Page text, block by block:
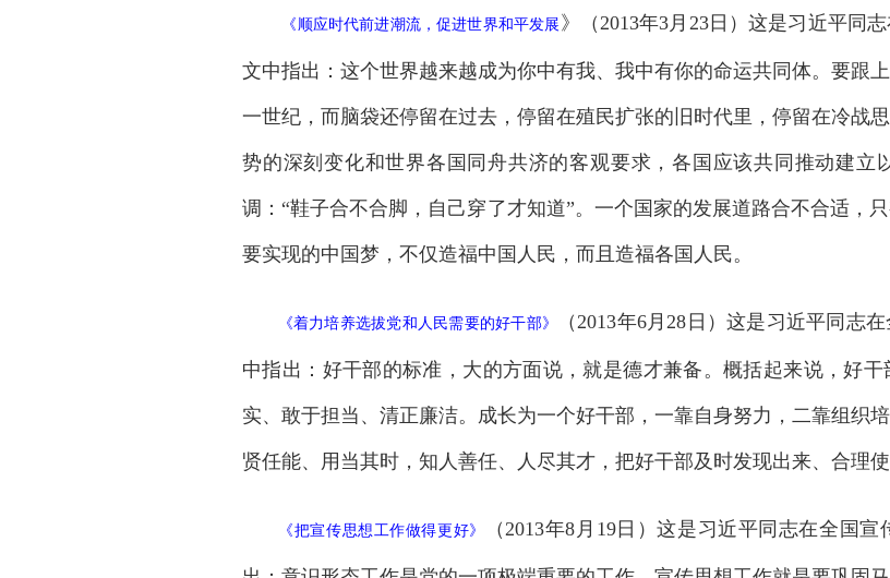
《 顺应时代前进潮流，促进世界和平发展 》（2013年3月23日）这是习近平同
文中指出：这个世界越来越成为你中有我、我中有你的命运共同体。要跟
一世纪，而脑袋还停留在过去，停留在殖民扩张的旧时代里，停留在冷战
势的深刻变化和世界各国同舟共济的客观要求，各国应该共同推动建立
调：“鞋子合不合脚，自己穿了才知道”。一个国家的发展道路合不合适，
要实现的中国梦，不仅造福中国人民，而且造福各国人民。
《着力培养选拔党和人民需要的好干部》 （2013年6月28日）这是习近平同志
中指出：好干部的标准，大的方面说，就是德才兼备。概括起来说，好
实、敢于担当、清正廉洁。成长为一个好干部，一靠自身努力，二靠组织
贤任能、用当其时，知人善任、人尽其才，把好干部及时发现出来、合理使
《把宣传思想工作做得更好》 （2013年8月19日）这是习近平同志在全国